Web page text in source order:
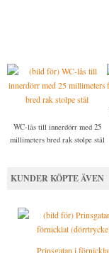
WC-lås till innerdörr med 25
millimeters bred rak stolpe stål
KUNDER KÖPTE ÄVEN
Prinsgatan i